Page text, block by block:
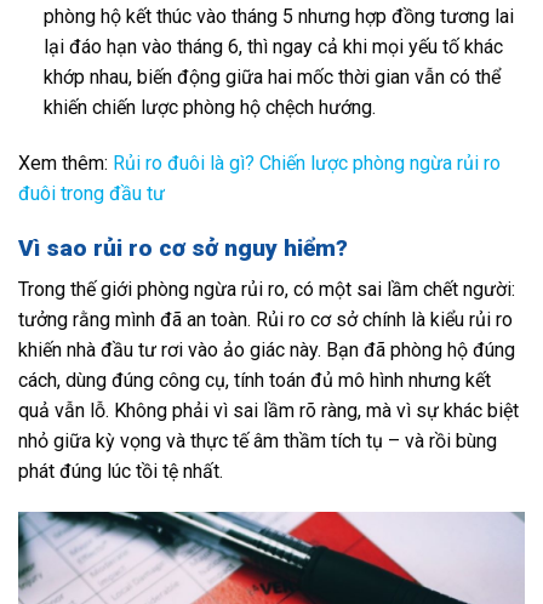
phòng hộ kết thúc vào tháng 5 nhưng hợp đồng tương lai
lại đáo hạn vào tháng 6, thì ngay cả khi mọi yếu tố khác
khớp nhau, biến động giữa hai mốc thời gian vẫn có thể
khiến chiến lược phòng hộ chệch hướng.
Xem thêm: Rủi ro đuôi là gì? Chiến lược phòng ngừa rủi ro
đuôi trong đầu tư
Vì sao rủi ro cơ sở nguy hiểm?
Trong thế giới phòng ngừa rủi ro, có một sai lầm chết người:
tưởng rằng mình đã an toàn. Rủi ro cơ sở chính là kiểu rủi ro
khiến nhà đầu tư rơi vào ảo giác này. Bạn đã phòng hộ đúng
cách, dùng đúng công cụ, tính toán đủ mô hình nhưng kết
quả vẫn lỗ. Không phải vì sai lầm rõ ràng, mà vì sự khác biệt
nhỏ giữa kỳ vọng và thực tế âm thầm tích tụ – và rồi bùng
phát đúng lúc tồi tệ nhất.